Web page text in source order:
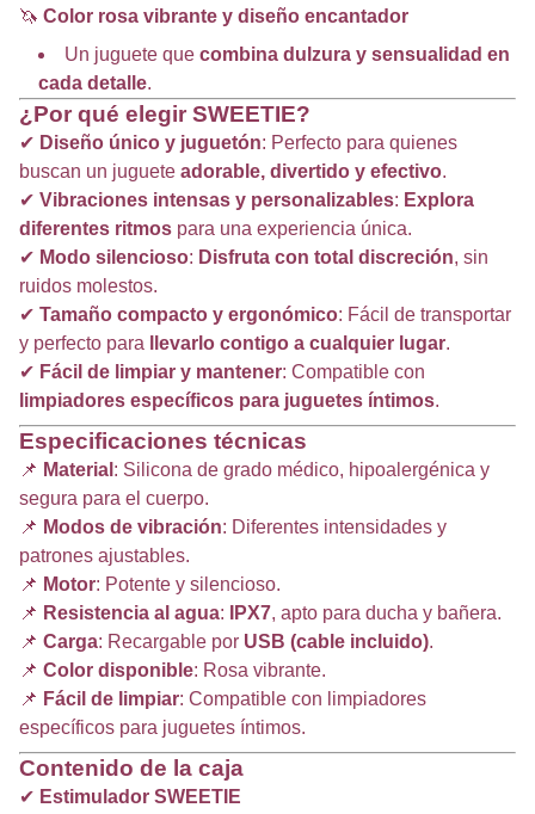
🦄 Color rosa vibrante y diseño encantador
Un juguete que combina dulzura y sensualidad en
cada detalle.
¿Por qué elegir SWEETIE?
✔ Diseño único y juguetón: Perfecto para quienes
buscan un juguete adorable, divertido y efectivo.
✔ Vibraciones intensas y personalizables: Explora
diferentes ritmos para una experiencia única.
✔ Modo silencioso: Disfruta con total discreción, sin
ruidos molestos.
✔ Tamaño compacto y ergonómico: Fácil de transportar
y perfecto para
llevarlo contigo a cualquier lugar.
✔ Fácil de limpiar y mantener: Compatible con
limpiadores específicos para juguetes íntimos.
Especificaciones técnicas
📌 Material : Silicona de grado médico, hipoalergénica y
segura para el cuerpo.
📌 Modos de vibración: Diferentes intensidades y
patrones ajustables.
📌 Motor: Potente y silencioso.
📌 Resistencia al agua: IPX7, apto para ducha y bañera.
📌 Carga: Recargable por USB (cable incluido).
📌 Color disponible: Rosa vibrante.
📌 Fácil de limpiar: Compatible con limpiadores
específicos para juguetes íntimos.
Contenido de la caja
✔ Estimulador SWEETIE